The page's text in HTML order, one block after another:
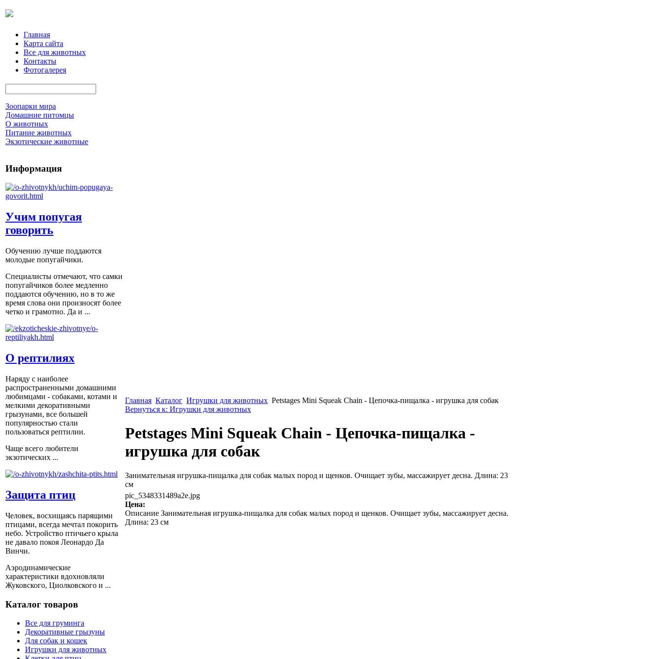
Главная
Карта сайта
Все для животных
Контакты
Фотогалерея
Зоопарки мира
Домашние питомцы
О животных
Питание животных
Экзотические животные
Информация
Учим попугая
говорить
Обучению лучше поддаются
молодые попугайчики.
Специалисты отмечают, что самки
попугайчиков более медленно
поддаются обучению, но в то же
время слова они произносят более
четко и грамотно. Да и ...
О рептилиях
Наряду с наиболее
распространенными домашними
любимцами - собаками, котами и
мелкими декоративными
грызунами, все большей
популярностью стали
пользоваться рептилии.
Чаще всего любители
экзотических ...
Защита птиц
Человек, восхищаясь парящими
птицами, всегда мечтал покорить
небо. Устройство птичьего крыла
не давало покоя Леонардо Да
Винчи.
Аэродинамические
характеристики вдохновляли
Жуковского, Циолковского и ...
Каталог товаров
Все для груминга
Декоративные грызуны
Для собак и кошек
Игрушки для животных
Главная Каталог Игрушки для животных Petstages Mini Squeak Chain - Цепочка-пищалка - игрушка для собак
Вернуться к: Игрушки для животных
Petstages Mini Squeak Chain - Цепочка-пищалка -
игрушка для собак
Занимательная игрушка-пищалка для собак малых пород и щенков. Очищает зубы, массажирует десна. Длина: 23
см
pic_5348331489a2e.jpg
Цена:
Описание Занимательная игрушка-пищалка для собак малых пород и щенков. Очищает зубы, массажирует десна.
Длина: 23 см